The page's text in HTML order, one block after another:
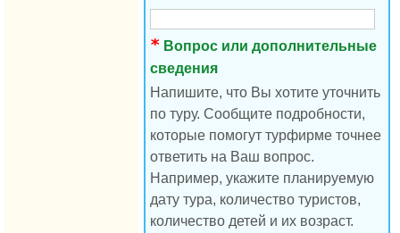
Вопрос или дополнительные
сведения
Напишите, что Вы хотите уточнить
по туру. Сообщите подробности,
которые помогут турфирме точнее
ответить на Ваш вопрос.
Например, укажите планируемую
дату тура, количество туристов,
количество детей и их возраст.